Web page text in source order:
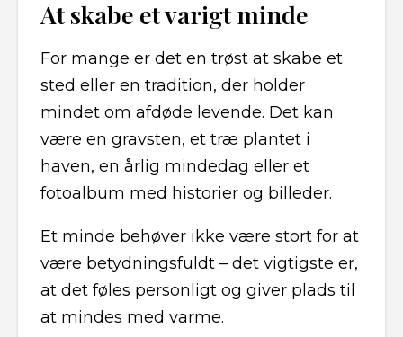
At skabe et varigt minde
For mange er det en trøst at skabe et
sted eller en tradition, der holder
mindet om afdøde levende. Det kan
være en gravsten, et træ plantet i
haven, en årlig mindedag eller et
fotoalbum med historier og billeder.
Et minde behøver ikke være stort for at
være betydningsfuldt – det vigtigste er,
at det føles personligt og giver plads til
at mindes med varme.